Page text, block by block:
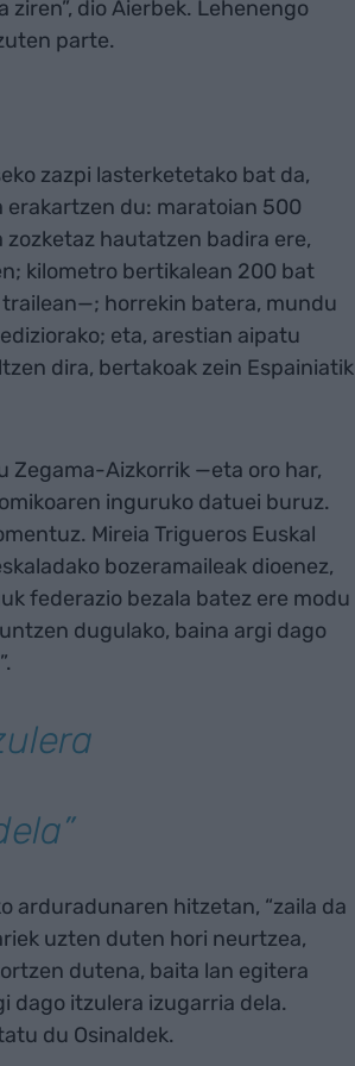
dio Aierbek. Lehenengo
parte.
zazpi lasterketetako bat da,
du: maratoian 500
hautatzen badira ere,
kilometro bertikalean 200 bat
horrekin batera, mundu
eta, arestian aipatu
dira, bertakoak zein Espainiatik
Zegama-Aizkorrik —eta oro har,
inguruko datuei buruz.
Mireia Trigueros Euskal
bozeramaileak dioenez,
federazio bezala batez ere modu
dugulako, baina argi dago
arduradunaren hitzetan, “zaila da
uzten duten hori neurtzea,
dutena, baita lan egitera
dago itzulera izugarria dela.
du Osinaldek.